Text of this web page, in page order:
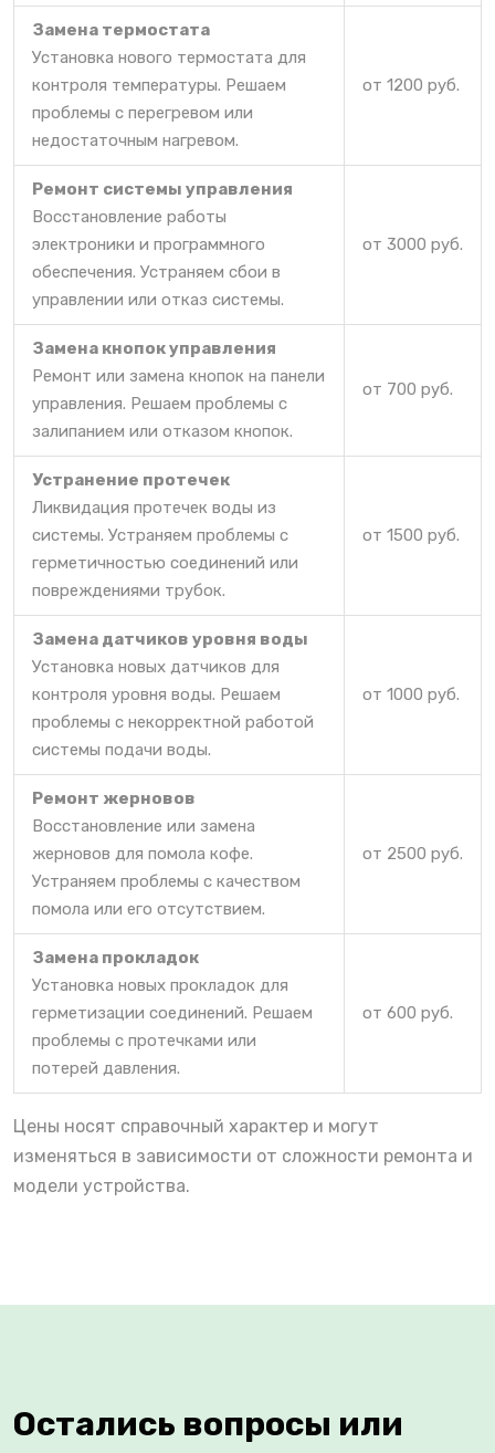
Замена термостата
Установка нового термостата для
контроля температуры. Решаем
проблемы с перегревом или
недостаточным нагревом.
от 1200 руб.
Ремонт системы управления
Восстановление работы
электроники и программного
обеспечения. Устраняем сбои в
управлении или отказ системы.
от 3000 руб.
Замена кнопок управления
Ремонт или замена кнопок на панели
управления. Решаем проблемы с
залипанием или отказом кнопок.
от 700 руб.
Устранение протечек
Ликвидация протечек воды из
системы. Устраняем проблемы с
герметичностью соединений или
повреждениями трубок.
от 1500 руб.
Замена датчиков уровня воды
Установка новых датчиков для
контроля уровня воды. Решаем
проблемы с некорректной работой
системы подачи воды.
от 1000 руб.
Ремонт жерновов
Восстановление или замена
жерновов для помола кофе.
Устраняем проблемы с качеством
помола или его отсутствием.
от 2500 руб.
Замена прокладок
Установка новых прокладок для
герметизации соединений. Решаем
проблемы с протечками или
потерей давления.
от 600 руб.
Цены носят справочный характер и могут
изменяться в зависимости от сложности ремонта и
модели устройства.
Остались вопросы или